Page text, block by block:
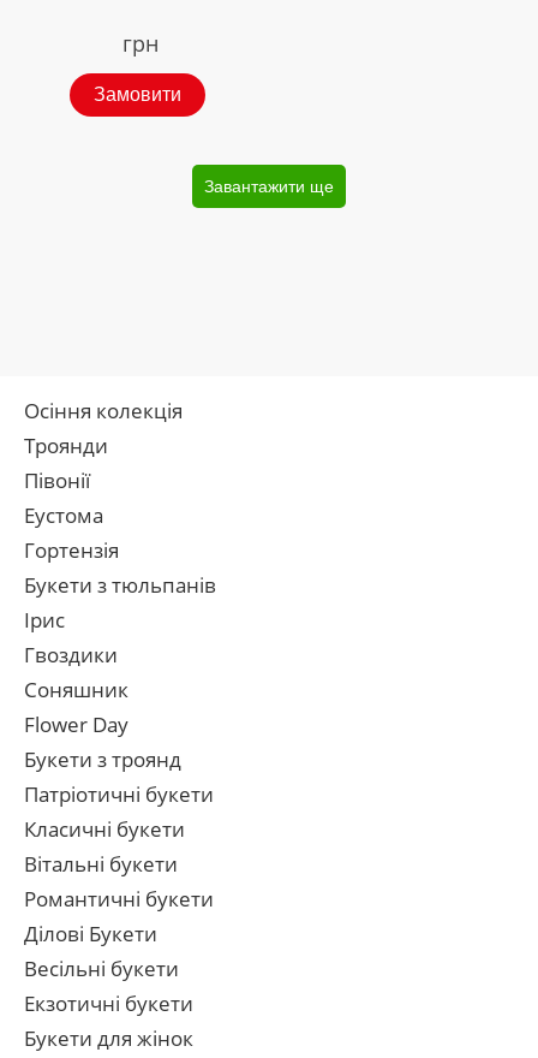
грн
Замовити
Завантажити ще
Осіння колекція
Троянди
Півонії
Еустома
Гортензія
Букети з тюльпанів
Ірис
Гвоздики
Соняшник
Flower Day
Букети з троянд
Патріотичні букети
Класичні букети
Вітальні букети
Романтичні букети
Ділові Букети
Весільні букети
Екзотичні букети
Букети для жінок